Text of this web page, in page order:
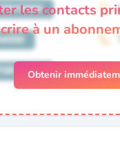
les contacts
à un
Obtenir